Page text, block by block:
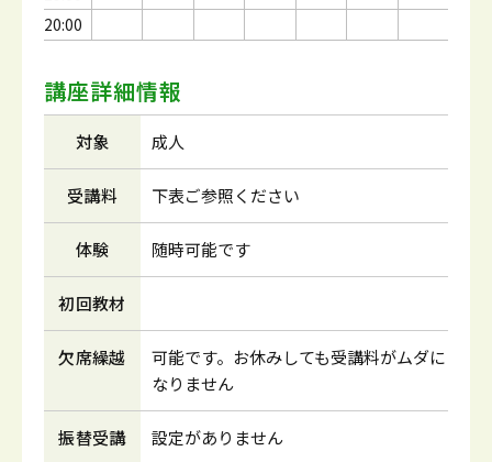
20:00
講座詳細情報
対象 成人
受講料 下表ご参照ください
体験 随時可能です
初回教材
欠席繰越
可能です。お休みしても受講料がムダに
なりません
振替受講 設定がありません